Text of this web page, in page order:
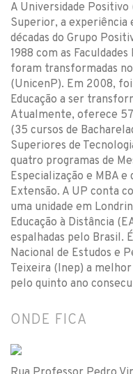
A Universidade Positivo
Superior, a experiência
décadas do Grupo
1988 com as
foram transformadas
(UnicenP). Em 2008,
Educação a ser
Atualmente, oferece 57
(35 cursos de
Superiores de
quatro programas de
Especialização e MBA e
Extensão. A UP conta
uma unidade em
Educação à Distância
espalhadas pelo Brasil.
Nacional de Estudos e
Teixeira (Inep) a
pelo quinto ano
ONDE FICA